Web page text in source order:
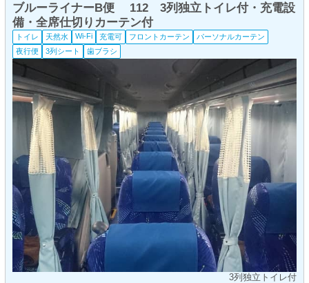
3列独立トイレ付
ブルーライナーB便 112 3列独立トイレ付・充電設
備・全席仕切りカーテン付
トイレ 天然水 Wi-Fi 充電可 フロントカーテン
パーソナルカーテン
夜行便
3列シート 歯ブラシ